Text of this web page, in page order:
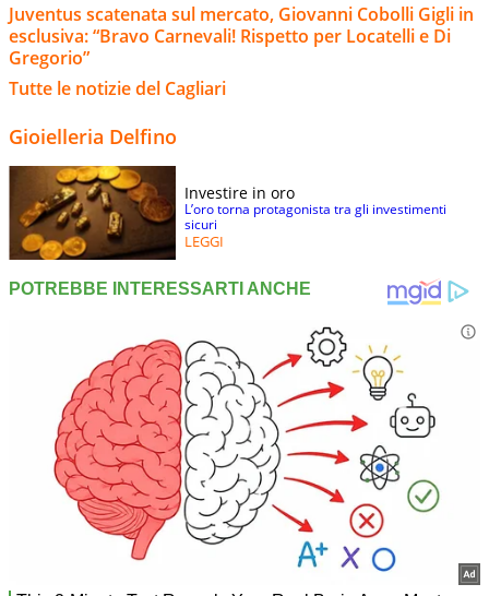
Juventus scatenata sul mercato, Giovanni Cobolli Gigli in
esclusiva: “Bravo Carnevali! Rispetto per Locatelli e Di
Gregorio”
Tutte le notizie del Cagliari
Gioielleria Delfino
Investire in oro
L’oro torna protagonista tra gli investimenti
sicuri
LEGGI